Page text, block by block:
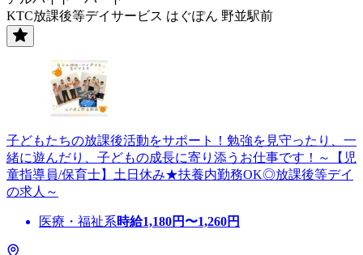
KTC放課後等デイサービス はぐぽん 野並駅前
子どもたちの放課後活動をサポート！勉強を見守ったり、一
緒に遊んだり、子どもの成長に寄り添うお仕事です！～【児
童指導員/保育士】土日休み★扶養内勤務OK◎放課後等デイ
の求人～
医療・福祉系時給1,180円〜1,260円